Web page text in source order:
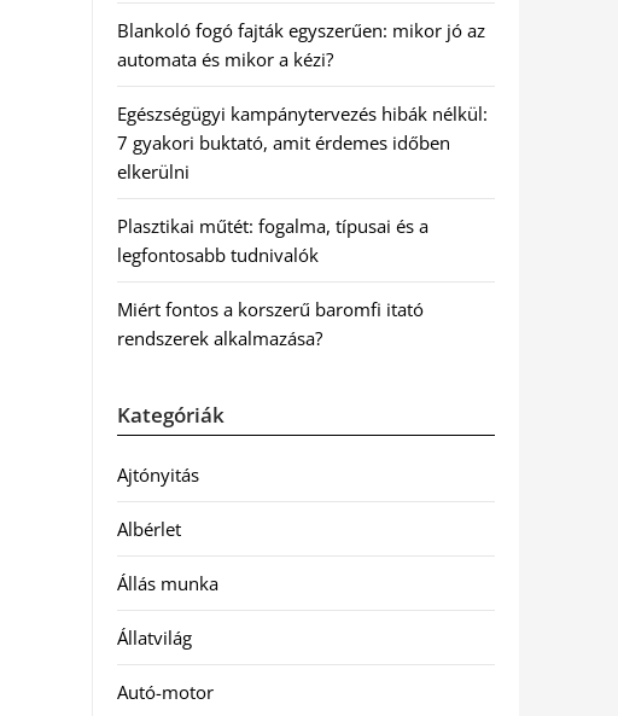
Blankoló fogó fajták egyszerűen: mikor jó az
automata és mikor a kézi?
Egészségügyi kampánytervezés hibák nélkül:
7 gyakori buktató, amit érdemes időben
elkerülni
Plasztikai műtét: fogalma, típusai és a
legfontosabb tudnivalók
Miért fontos a korszerű baromfi itató
rendszerek alkalmazása?
Kategóriák
Ajtónyitás
Albérlet
Állás munka
Állatvilág
Autó-motor